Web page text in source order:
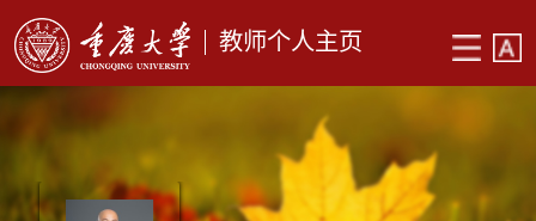
教师个人主页